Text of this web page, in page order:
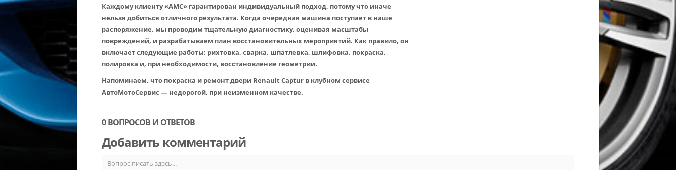
Каждому клиенту «АМС» гарантирован индивидуальный подход, потому что иначе
нельзя добиться отличного результата. Когда очередная машина поступает в наше
распоряжение, мы проводим тщательную диагностику, оценивая масштабы
повреждений, и разрабатываем план восстановительных мероприятий. Как правило, он
включает следующие работы: рихтовка, сварка, шпатлевка, шлифовка, покраска,
полировка и, при необходимости, восстановление геометрии.
Напоминаем, что покраска и ремонт двери Renault Captur в клубном сервисе
АвтоМотоСервис — недорогой, при неизменном качестве.
0 ВОПРОСОВ И ОТВЕТОВ
Добавить комментарий